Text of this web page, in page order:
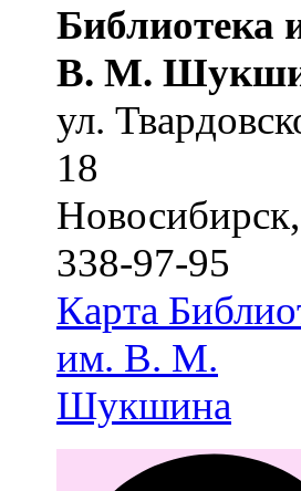
Библиотека
В. М.
ул.
18
Новосибирск,
338-97-95
Карта
им. В. М.
Шукшина